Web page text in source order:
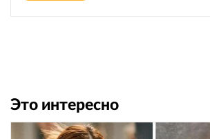
Это интересно